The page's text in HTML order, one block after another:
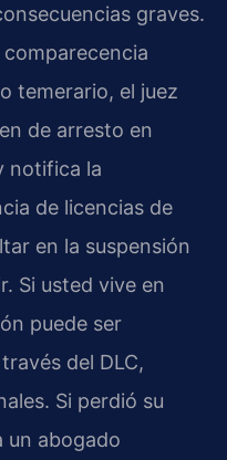
graves.
temerario, el juez
de arresto en
notifica la
de licencias de
en la suspensión
Si usted vive en
puede ser
del DLC,
Si perdió su
abogado